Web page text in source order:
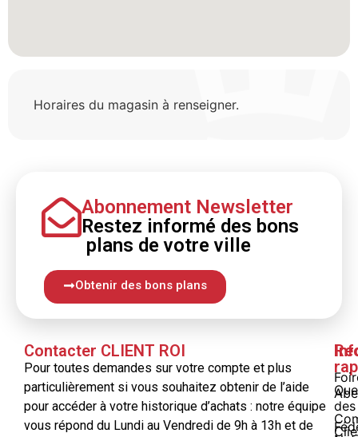
Horaires du magasin à renseigner.
Abonnement Newsletter
Restez informé des bons
plans de votre ville
Obtenir des bons plans
Contacter CLIENT ROI
Pour toutes demandes sur votre compte et plus
particulièrement si vous souhaitez obtenir de l’aide
pour accéder à votre historique d’achats : notre équipe
vous répond du Lundi au Vendredi de 9h à 13h et de
des